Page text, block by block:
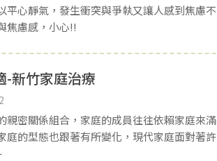
平心靜氣，發生衝突與爭執又讓人感到焦慮
焦慮感，小心!!
-新竹家庭治療
親密關係組合，家庭的成員往往依賴家庭來
庭的型態也跟著有所變化，現代家庭面對著